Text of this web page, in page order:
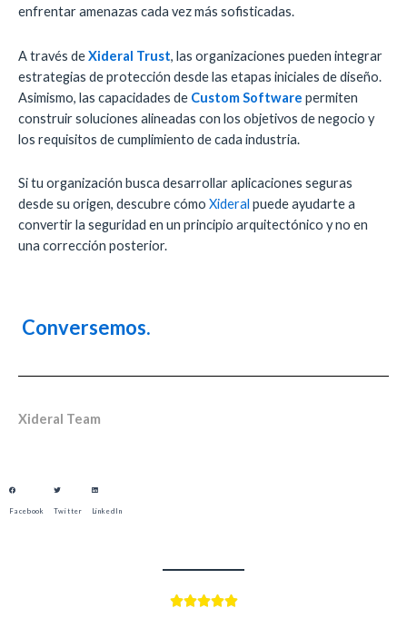
enfrentar amenazas cada vez más sofisticadas.
A través deXideral Trust, las organizaciones pueden integrar
estrategias de protección desde las etapas iniciales de diseño.
Asimismo, las capacidades de Custom Software permiten
construir soluciones alineadas con los objetivos de negocio y
los requisitos de cumplimiento de cada industria.
Si tu organización busca desarrollar aplicaciones seguras
desde su origen, descubre cómo Xideral puede ayudarte a
convertir la seguridad en un principio arquitectónico y no en
una corrección posterior.
Conversemos.
Xideral Team
Facebook Twitter LinkedIn
